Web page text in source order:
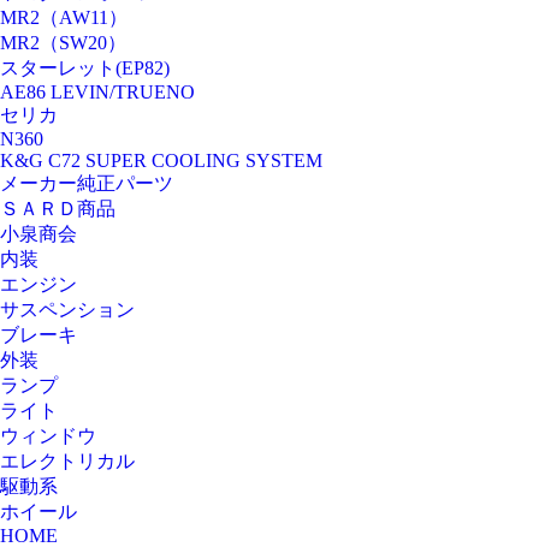
MR2（AW11）
MR2（SW20）
スターレット(EP82)
AE86 LEVIN/TRUENO
セリカ
N360
K&G C72 SUPER COOLING SYSTEM
メーカー純正パーツ
ＳＡＲＤ商品
小泉商会
内装
エンジン
サスペンション
ブレーキ
外装
ランプ
ライト
ウィンドウ
エレクトリカル
駆動系
ホイール
HOME